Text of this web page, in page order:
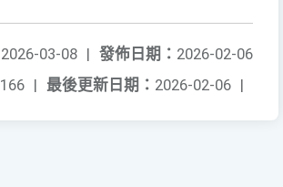
發佈日期： 2026-02-06
2026-03-08 |
最後更新日期： 2026-02-06 |
166 |